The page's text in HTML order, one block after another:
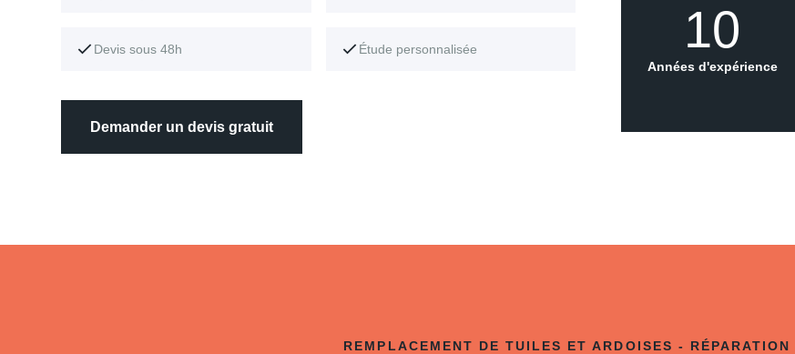
Devis sous 48h Étude personnalisée
Demander un devis gratuit
10
Années d'expérience
REMPLACEMENT DE TUILES ET ARDOISES -